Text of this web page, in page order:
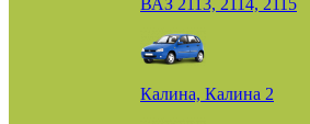
ВАЗ 2113, 2114, 2115
Калина, Калина 2